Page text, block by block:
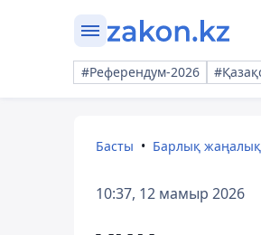
#Референдум-2026
Басты Барлық
10:37, 12 мамыр 2026